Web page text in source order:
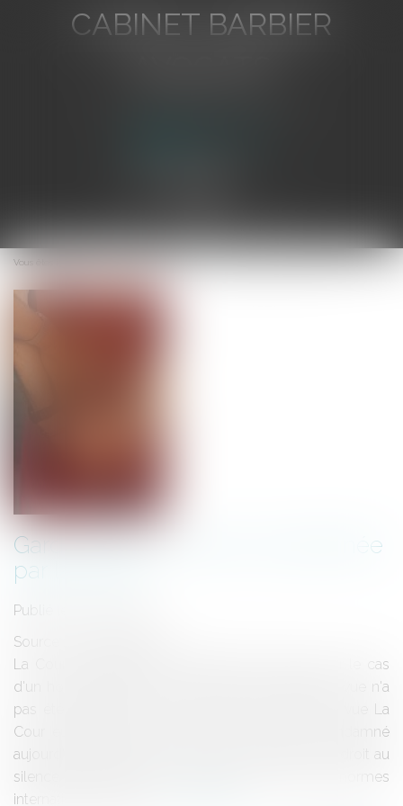
CABINET BARBIER
Ouvrir
le
Vous êtes ici :
Garde à vue: la France condamnée
par la CEDH
Publié le :
Source :
La Cour européenne a condamné la France pour le cas
d'un homme dont le droit au silence en garde à vue n'a
pas été respecté.Le droit au silence en garde à vue La
Cour européenne des droits de l'Homme a condamné
aujourd'hui la France pour n'avoir pas respecté le droit au
silence d'une personne en garde à vue, une des "normes
internationales génér...